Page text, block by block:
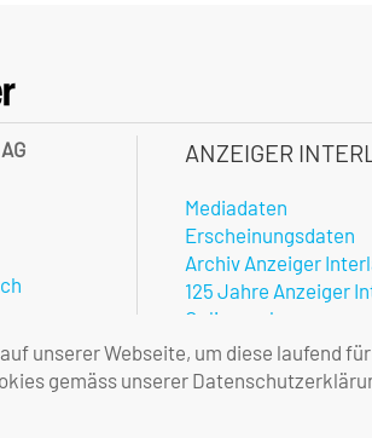
Uhr
ANZEIGER
Mediadaten
Erscheinungsdaten
Archiv Anzeiger
125 Jahre Anzeiger
Onlinerechner
Notfalldienste
Vorteile amtlicher
unserer Webseite, um diese laufend
gemäss unserer